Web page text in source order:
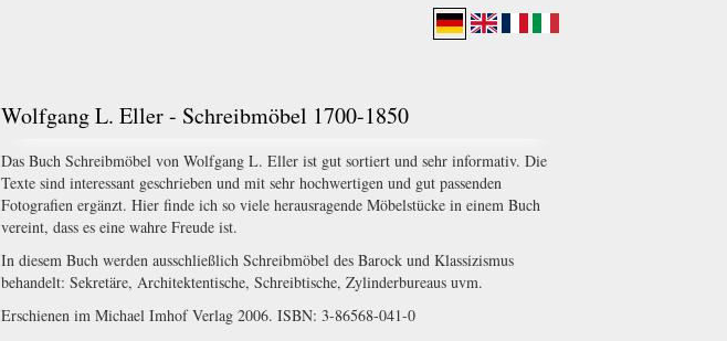
Wolfgang L. Eller - Schreibmöbel 1700-1850
Das Buch Schreibmöbel von Wolfgang L. Eller ist gut sortiert und sehr informativ. Die
Texte sind interessant geschrieben und mit sehr hochwertigen und gut passenden
Fotografien ergänzt. Hier finde ich so viele herausragende Möbelstücke in einem Buch
vereint, dass es eine wahre Freude ist.
In diesem Buch werden ausschließlich Schreibmöbel des Barock und Klassizismus
behandelt: Sekretäre, Architektentische, Schreibtische, Zylinderbureaus uvm.
Erschienen im Michael Imhof Verlag 2006. ISBN: 3-86568-041-0